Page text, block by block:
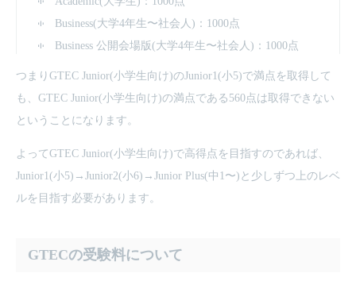
Business(大学4年生〜社会人)：1000点
Business 公開会場版(大学4年生〜社会人)：1000点
つまりGTEC Junior(小学生向け)のJunior1(小5)で満点を取得して
も、GTEC Junior(小学生向け)の満点である560点は取得できない
ということになります。
よってGTEC Junior(小学生向け)で高得点を目指すのであれば、
Junior1(小5)→Junior2(小6)→Junior Plus(中1〜)と少しずつ上のレベ
ルを目指す必要があります。
GTECの受験料について